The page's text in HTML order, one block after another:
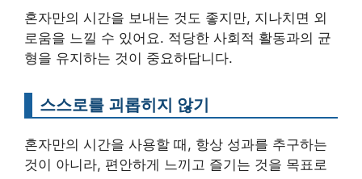
혼자만의 시간을 보내는 것도 좋지만, 지나치면 외
로움을 느낄 수 있어요. 적당한 사회적 활동과의 균
형을 유지하는 것이 중요하답니다.
스스로를 괴롭히지 않기
혼자만의 시간을 사용할 때, 항상 성과를 추구하는
것이 아니라, 편안하게 느끼고 즐기는 것을 목표로